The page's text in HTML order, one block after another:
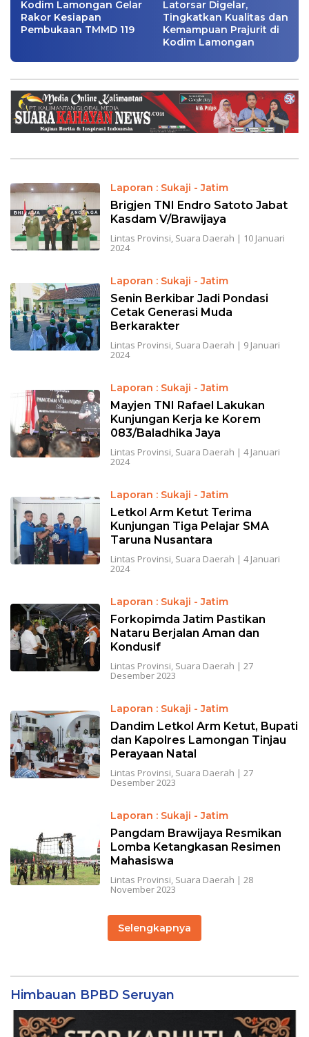
Kodim Lamongan Gelar
Rakor Kesiapan
Pembukaan TMMD 119
Latorsar Digelar,
Tingkatkan Kualitas dan
Kemampuan Prajurit di
Kodim Lamongan
Laporan : Sukaji - Jatim
Brigjen TNI Endro Satoto Jabat
Kasdam V/Brawijaya
Lintas Provinsi, Suara Daerah | 10 Januari
2024
Laporan : Sukaji - Jatim
Senin Berkibar Jadi Pondasi
Cetak Generasi Muda
Berkarakter
Lintas Provinsi, Suara Daerah | 9 Januari
2024
Laporan : Sukaji - Jatim
Mayjen TNI Rafael Lakukan
Kunjungan Kerja ke Korem
083/Baladhika Jaya
Lintas Provinsi, Suara Daerah | 4 Januari
2024
Laporan : Sukaji - Jatim
Letkol Arm Ketut Terima
Kunjungan Tiga Pelajar SMA
Taruna Nusantara
Lintas Provinsi, Suara Daerah | 4 Januari
2024
Laporan : Sukaji - Jatim
Forkopimda Jatim Pastikan
Nataru Berjalan Aman dan
Kondusif
Lintas Provinsi, Suara Daerah | 27
Desember 2023
Laporan : Sukaji - Jatim
Dandim Letkol Arm Ketut, Bupati
dan Kapolres Lamongan Tinjau
Perayaan Natal
Lintas Provinsi, Suara Daerah | 27
Desember 2023
Laporan : Sukaji - Jatim
Pangdam Brawijaya Resmikan
Lomba Ketangkasan Resimen
Mahasiswa
Lintas Provinsi, Suara Daerah | 28
November 2023
Selengkapnya
Himbauan BPBD Seruyan